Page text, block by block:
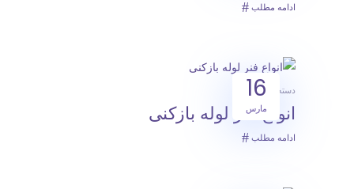
ادامه مطلب
16
مارس
دسته‌بندی نشده
انواع فنر لوله بازکنی
ادامه مطلب